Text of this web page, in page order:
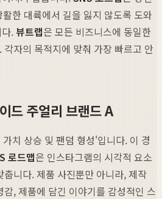
한 대륙에서 길을 잃지 않도록 도와
.뷰트랩은 모든 비즈니스에 동일한
자의 목적지에 맞춰 가장 빠르고 안
드 주얼리 브랜드 A
치 상승 및 팬덤 형성'입니다. 이 경
로드맵은 인스타그램의 시각적 요소
니다. 제품 사진뿐만 아니라, 제작
, 제품에 담긴 이야기를 감성적인 스